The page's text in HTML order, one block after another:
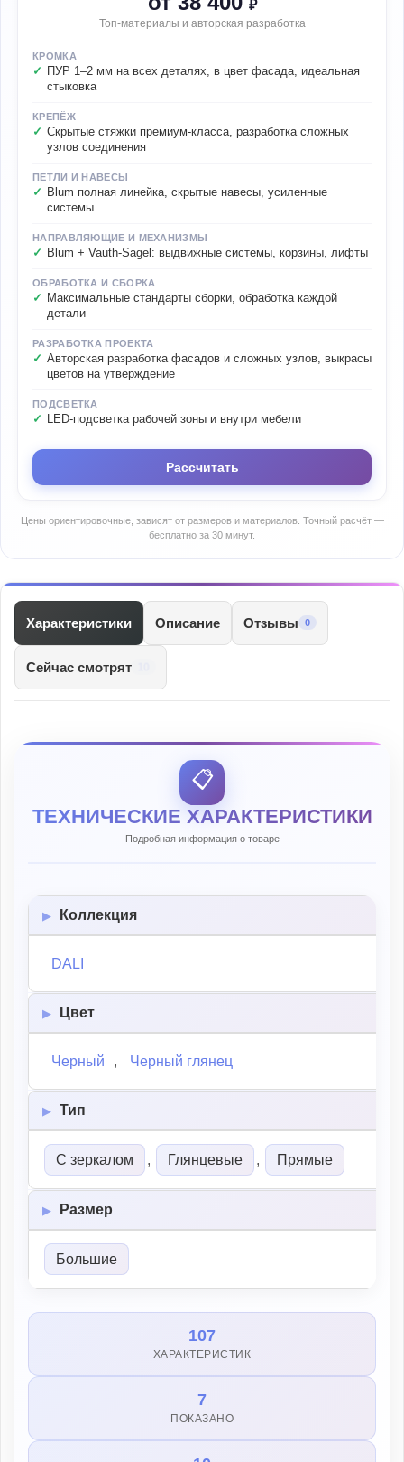
₽
Топ-материалы и авторская разработка
КРОМКА
ПУР 1–2 мм на всех деталях, в цвет фасада, идеальная
стыковка
КРЕПЁЖ
Скрытые стяжки премиум-класса, разработка сложных
узлов соединения
ПЕТЛИ И НАВЕСЫ
Blum полная линейка, скрытые навесы, усиленные
системы
НАПРАВЛЯЮЩИЕ И МЕХАНИЗМЫ
Blum + Vauth-Sagel: выдвижные системы, корзины, лифты
ОБРАБОТКА И СБОРКА
Максимальные стандарты сборки, обработка каждой
детали
РАЗРАБОТКА ПРОЕКТА
Авторская разработка фасадов и сложных узлов, выкрасы
цветов на утверждение
ПОДСВЕТКА
LED-подсветка рабочей зоны и внутри мебели
Рассчитать
Цены ориентировочные, зависят от размеров и материалов. Точный расчёт —
бесплатно за 30 минут.
Характеристики Описание Отзывы 0
Сейчас смотрят
📋
ТЕХНИЧЕСКИЕ ХАРАКТЕРИСТИКИ
Подробная информация о товаре
Коллекция
DALI
Цвет
Черный , Черный глянец
Тип
С зеркалом , Глянцевые , Прямые
Размер
Большие
107
ХАРАКТЕРИСТИК
7
ПОКАЗАНО